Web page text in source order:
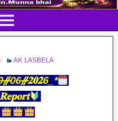
AK LASBELA